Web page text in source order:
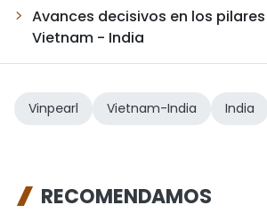
Avances decisivos en los
Vietnam - India
Vinpearl Vietnam-India India
RECOMENDAMOS